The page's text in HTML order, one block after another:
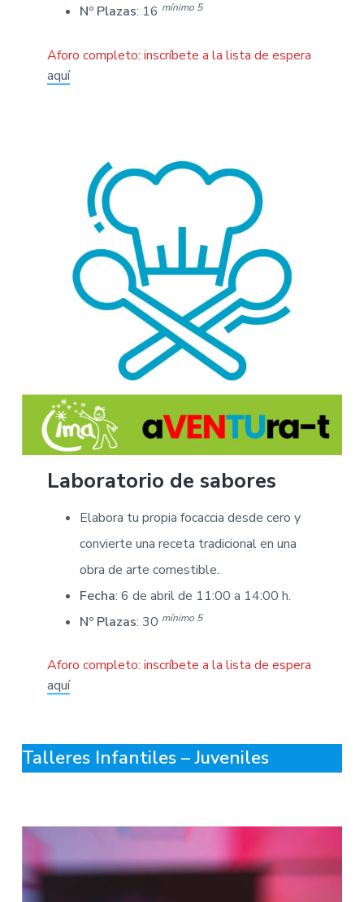
Nº Plazas: 16 mínimo 5
Aforo completo:inscríbete a la lista de espera
aquí
Laboratorio de sabores
Elabora tu propia focaccia desde cero y
convierte una receta tradicional en una
obra de arte comestible.
Fecha: 6 de abril de 11:00 a 14:00 h.
Nº Plazas: 30 mínimo 5
Aforo completo:inscríbete a la lista de espera
aquí
Talleres Infantiles – Juveniles